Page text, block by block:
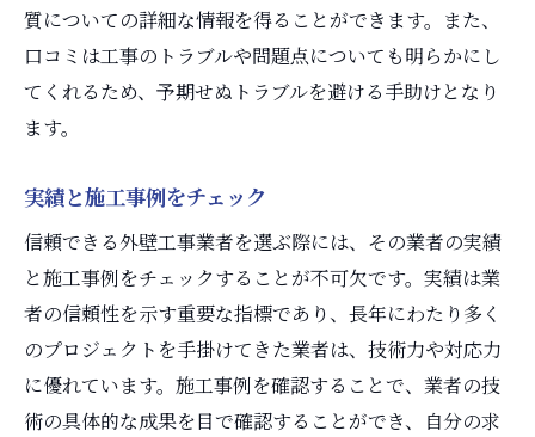
質についての詳細な情報を得ることができます。また、
口コミは工事のトラブルや問題点についても明らかにし
てくれるため、予期せぬトラブルを避ける手助けとなり
ます。
実績と施工事例をチェック
信頼できる外壁工事業者を選ぶ際には、その業者の実績
と施工事例をチェックすることが不可欠です。実績は業
者の信頼性を示す重要な指標であり、長年にわたり多く
のプロジェクトを手掛けてきた業者は、技術力や対応力
に優れています。施工事例を確認することで、業者の技
術の具体的な成果を目で確認することができ、自分の求